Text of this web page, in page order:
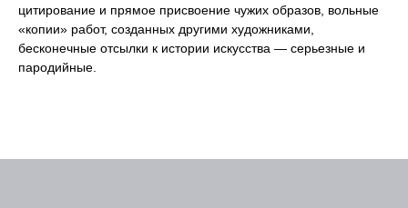
цитирование и прямое присвоение чужих образов, вольные
«копии» работ, созданных другими художниками,
бесконечные отсылки к истории искусства — серьезные и
пародийные.